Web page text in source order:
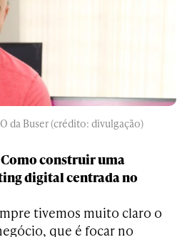
da Buser (crédito: divulgação)
construir uma
digital centrada no
tivemos muito claro o
que é focar no